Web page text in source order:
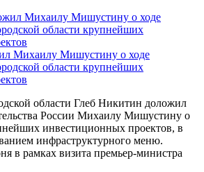
Михаилу Мишустину о ходе
области крупнейших
области Глеб Никитин доложил
России Михаилу Мишустину о
инвестиционных проектов, в
инфраструктурного меню.
в рамках визита премьер-министра